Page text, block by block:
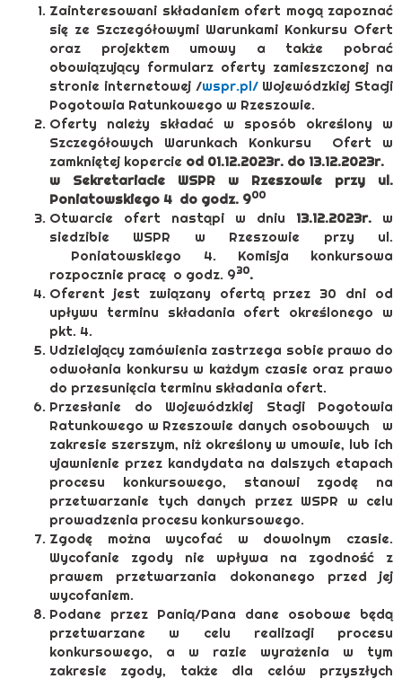
Zainteresowani składaniem ofert mogą zapoznać
się ze Szczegółowymi Warunkami Konkursu Ofert
oraz projektem umowy a także pobrać
obowiązujący formularz oferty zamieszczonej na
stronie internetowej /wspr.pl/Wojewódzkiej Stacji
Pogotowia Ratunkowego w Rzeszowie.
Oferty należy składać w sposób określony w
Szczegółowych Warunkach Konkursu Ofert w
zamkniętej kopercie od 01.12.2023r. do 13.12.2023r.
w Sekretariacie WSPR w Rzeszowie przy ul.
Poniatowskiego 4 do godz. 900
Otwarcie ofert nastąpi w dniu 13.12.2023r. w
siedzibie WSPR w Rzeszowie przy ul.
Poniatowskiego 4. Komisja konkursowa
rozpocznie pracę o godz. 930.
Oferent jest związany ofertą przez 30 dni od
upływu terminu składania ofert określonego w
pkt. 4.
Udzielający zamówienia zastrzega sobie prawo do
odwołania konkursu w każdym czasie oraz prawo
do przesunięcia terminu składania ofert.
Przesłanie do Wojewódzkiej Stacji Pogotowia
Ratunkowego w Rzeszowie danych osobowych w
zakresie szerszym, niż określony w umowie, lub ich
ujawnienie przez kandydata na dalszych etapach
procesu konkursowego, stanowi zgodę na
przetwarzanie tych danych przez WSPR w celu
prowadzenia procesu konkursowego.
Zgodę można wycofać w dowolnym czasie.
Wycofanie zgody nie wpływa na zgodność z
prawem przetwarzania dokonanego przed jej
wycofaniem.
Podane przez Panią/Pana dane osobowe będą
przetwarzane w celu realizacji procesu
konkursowego, a w razie wyrażenia w tym
zakresie zgody, także dla celów przyszłych